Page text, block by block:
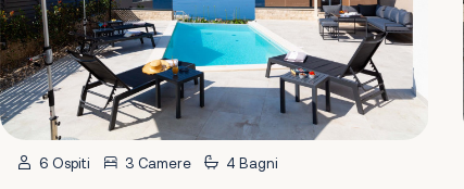
6 Ospiti 3 Camere 4 Bagni